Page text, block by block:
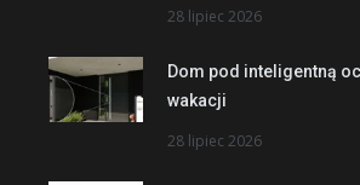
28 lipiec 2026
Dom pod inteligentną
wakacji
28 lipiec 2026